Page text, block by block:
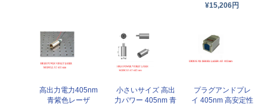
¥15,206円
高出力電力405nm
青紫色レーザ
小さいサイズ 高出
力パワー 405nm 青
プラグアンドプレ
イ 405nm 高安定性